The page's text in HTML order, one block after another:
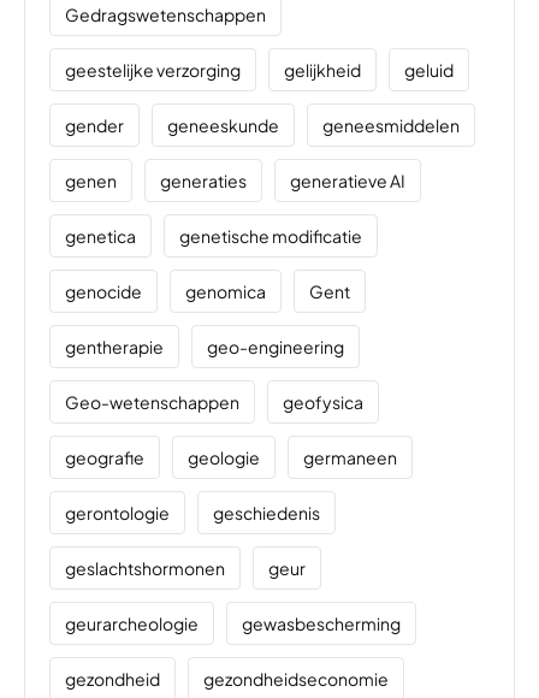
Gedragswetenschappen
geestelijke verzorging gelijkheid geluid
gender geneeskunde geneesmiddelen
genen generaties generatieve AI
genetica genetische modificatie
genocide genomica Gent
gentherapie geo-engineering
Geo-wetenschappen geofysica
geografie geologie germaneen
gerontologie geschiedenis
geslachtshormonen geur
geurarcheologie gewasbescherming
gezondheid gezondheidseconomie